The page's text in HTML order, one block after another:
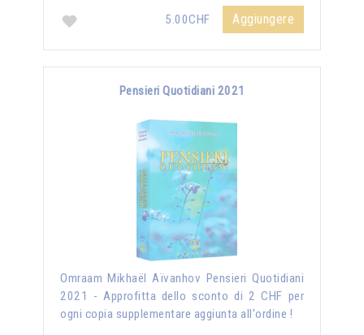
5.00CHF Aggiungere
Pensieri Quotidiani 2021
Omraam Mikhaël Aïvanhov Pensieri Quotidiani
2021 - Approfitta dello sconto di 2 CHF per
ogni copia supplementare aggiunta all'ordine !